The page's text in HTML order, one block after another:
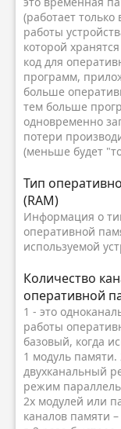
(работает только
работы
которой
код для
программ,
больше
тем больше
одновременно
потери
(меньше будет
Тип
(RAM)
Информация о
оперативной
используемой
Количество
оперативной
1 - это
работы
базовый, когда
1 модуль памяти.
двухканальный
режим
2х модулей или
каналов памяти